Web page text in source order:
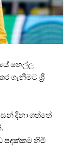
හෙල්ල
ගැනීමට ශ්‍රී
දිනා ගත්තේ
පදක්කම හිමි